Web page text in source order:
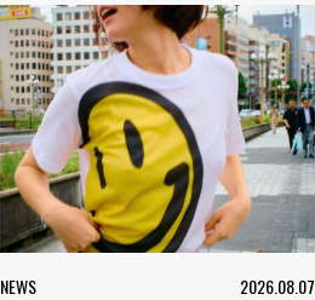
NEWS 2026.08.07